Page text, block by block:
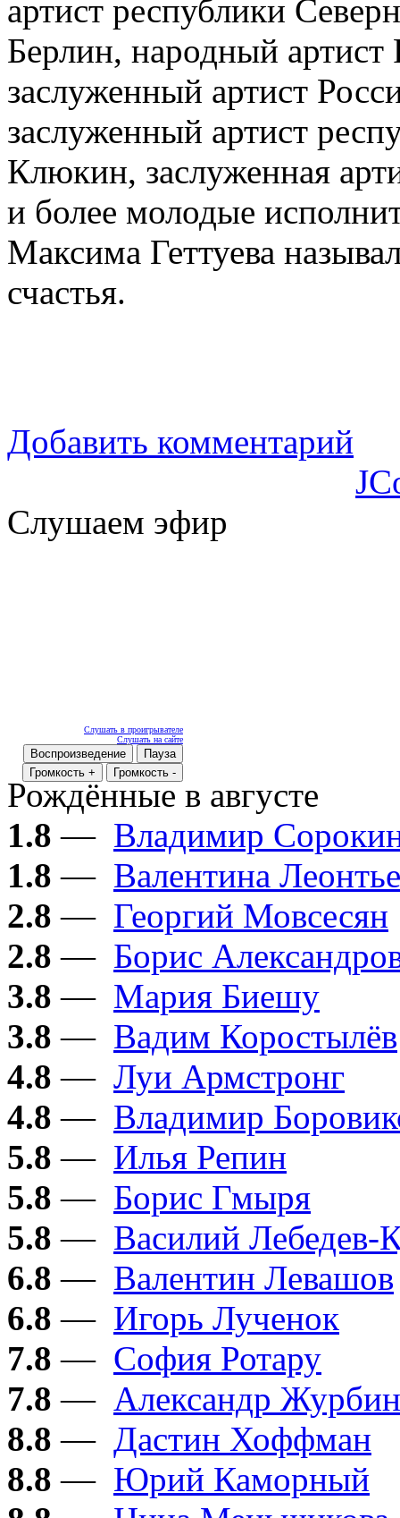
артист республики
Берлин, народный
заслуженный артист
заслуженный артист
Клюкин, заслуженная
и более молодые
Максима Геттуева
счастья.
Добавить комментарий
Слушаем эфир
Слушать в проигрывателе
Слушать на сайте
Воспроизведение
Пауза
Громкость +
Громкость -
Рождённые в августе
1.8 — Владимир
1.8 — Валентина
2.8 — Георгий Мовсесян
2.8 — Борис
3.8 — Мария Биешу
3.8 — Вадим Коростылёв
4.8 — Луи Армстронг
4.8 — Владимир
5.8 — Илья Репин
5.8 — Борис Гмыря
5.8 — Василий Лебедев-
6.8 — Валентин Левашов
6.8 — Игорь Лученок
7.8 — София Ротару
7.8 — Александр Журбин
8.8 — Дастин Хоффман
8.8 — Юрий Каморный